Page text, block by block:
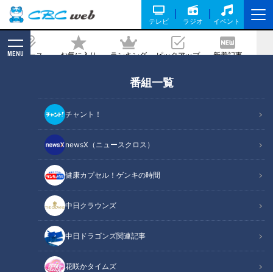
テレビ ラジオ イベント
ニュース お気に入り ランキング ピックアップ 新着記事
MENU
番組一覧
チャント！
newsX（ニュースクロス）
健康カプセル！ゲンキの時間
中日クラウンズ
中日ドラゴンズ関連記事
花咲かタイムズ
て…続ける自主休園の日々は。CBCテレ
ビ定期配信型ドキュメンタリー「ピエロ
と呼ばれた息子」第４５話
記事に戻る